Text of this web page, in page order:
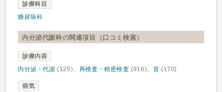
診療科目
糖尿病科
内分泌代謝科の関連項目（口コミ検索）
診療内容
内分泌・代謝 (125)、 再検査・精密検査 (916)、 首 (170)
病気